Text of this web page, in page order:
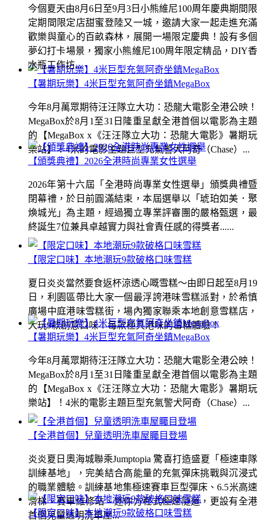
【暑期玩樂】4米巨型充氣阿奇坐鎮MegaBox
今年8月萬眾期待汪汪隊立大功：恐龍大電影全港公映！
MegaBox於8月1至31日隆重呈獻全港首個以電影為主題
的【MegaBox x《汪汪隊立大功：恐龍大電影》暑期玩
樂站】！4米的電影主題巨型充氣警犬阿奇（Chase）...
【限定口味】本地潮玩9款破格口味雪糕
夏日炎炎當然要食返杯涼透心嘅雪糕～由即日起至8月19
日，利園區帶比大家一個最浮誇港味雪糕派對，於希慎
廣場中庭港味雪糕街，場內獨家聯乘本地創意雪糕店，
大玩9款創意口味！每款極具港味的雪糕體驗！
【全港首個】兒童透明洗車屋矚目登場
炎炎夏日奧海城聯乘Jumptopia 驚喜打造盛夏「極速車隊
訓練基地」，完美結合高能量的充氣彈床挑戰與沉浸式
的職業體驗。訓練基地集極速賽車巨型彈床、6.5米高速
滑梯、賽車維修站、迷你方程式極速隧道，更設有全港
首個兒童透明洗車屋...
今個夏天由8月6日至9月3日小熊維尼100周年慶典期間限
定期間限定店甜蜜登陸又一城，邀請大家一起走進充滿
歡樂與童心的百畝森林，展開一場限定慶典！設有多個
夢幻打卡場景，獨家小熊維尼100周年限定精品，DIY香
水瓶工作坊...
【頒獎典禮】2026全港時尚專業女性選舉
2026年第十六屆「全港時尚專業女性選舉」頒獎典禮暨
閉幕禮，於日前圓滿結束，本屆選舉以「琥珀如美．聚
煥城光」為主題，經過獨立專業評審團的嚴格甄選，最
終誕生7位兼具卓越實力與社會責任感的得獎者......
【暑期玩樂】4米巨型充氣阿奇坐鎮MegaBox
今年8月萬眾期待汪汪隊立大功：恐龍大電影全港公映！
MegaBox於8月1至31日隆重呈獻全港首個以電影為主題
的【MegaBox x《汪汪隊立大功：恐龍大電影》暑期玩
樂站】！4米的電影主題巨型充氣警犬阿奇（Chase）...
【限定口味】本地潮玩9款破格口味雪糕